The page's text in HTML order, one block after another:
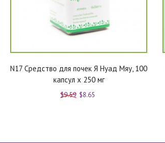
N17 Средство для почек Я Нуад Мяу, 100
капсул x 250 мг
$9.59 $8.65